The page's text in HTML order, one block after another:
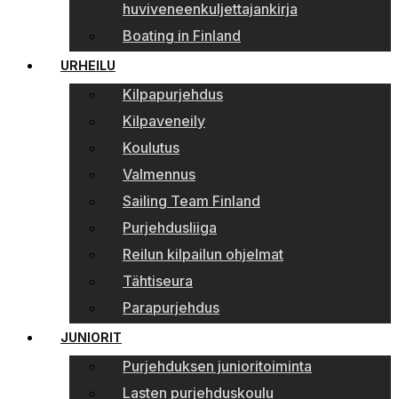
huviveneenkuljettajankirja
Boating in Finland
URHEILU
Kilpapurjehdus
Kilpaveneily
Koulutus
Valmennus
Sailing Team Finland
Purjehdusliiga
Reilun kilpailun ohjelmat
Tähtiseura
Parapurjehdus
JUNIORIT
Purjehduksen junioritoiminta
Lasten purjehduskoulu